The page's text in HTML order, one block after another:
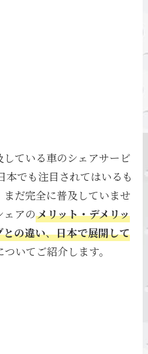
ている車のシェアサービ
本でも注目されてはいるも
だ完全に普及していませ
ェアのメリット・デメリッ
との違い、日本で展開して
ついてご紹介します。